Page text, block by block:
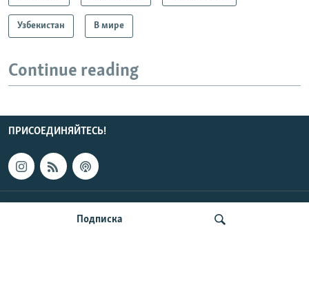
Подписка
Узбекистан В мире
Continue reading
ПРИСОЕДИНЯЙТЕСЬ!